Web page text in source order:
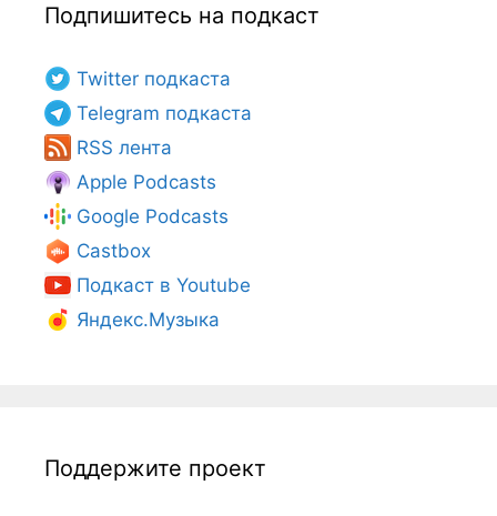
Подпишитесь на подкаст
Twitter подкаста
Telegram подкаста
RSS лента
Apple Podcasts
Google Podcasts
Castbox
Подкаст в Youtube
Яндекс.Музыка
Поддержите проект